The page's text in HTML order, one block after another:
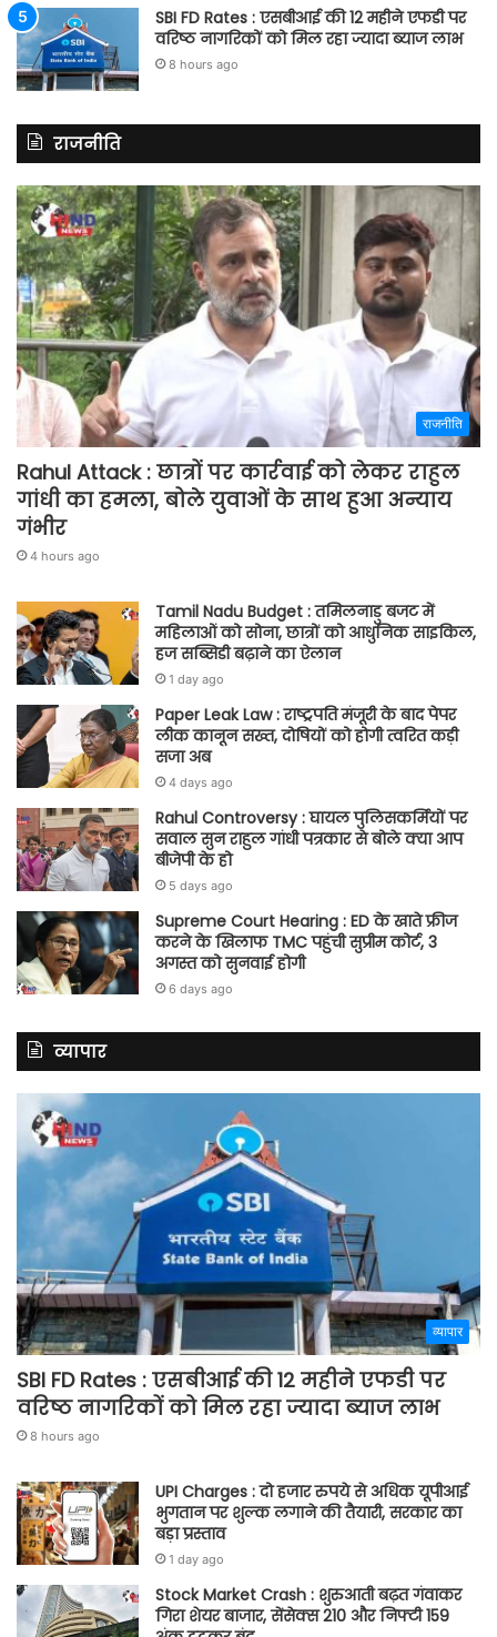
SBI FD Rates : एसबीआई की 12 महीने एफडी पर
वरिष्ठ नागरिकों को मिल रहा ज्यादा ब्याज लाभ
8 hours ago
राजनीति
राजनीति
Rahul Attack : छात्रों पर कार्रवाई को लेकर राहुल
गांधी का हमला, बोले युवाओं के साथ हुआ अन्याय
गंभीर
4 hours ago
Tamil Nadu Budget : तमिलनाडु बजट में
महिलाओं को सोना, छात्रों को आधुनिक साइकिल,
हज सब्सिडी बढ़ाने का ऐलान
1 day ago
Paper Leak Law : राष्ट्रपति मंजूरी के बाद पेपर
लीक कानून सख्त, दोषियों को होगी त्वरित कड़ी
सजा अब
4 days ago
Rahul Controversy : घायल पुलिसकर्मियों पर
सवाल सुन राहुल गांधी पत्रकार से बोले क्या आप
बीजेपी के हो
5 days ago
Supreme Court Hearing : ED के खाते फ्रीज
करने के खिलाफ TMC पहुंची सुप्रीम कोर्ट, 3
अगस्त को सुनवाई होगी
6 days ago
व्यापार
व्यापार
SBI FD Rates : एसबीआई की 12 महीने एफडी पर
वरिष्ठ नागरिकों को मिल रहा ज्यादा ब्याज लाभ
8 hours ago
UPI Charges : दो हजार रुपये से अधिक यूपीआई
भुगतान पर शुल्क लगाने की तैयारी, सरकार का
बड़ा प्रस्ताव
1 day ago
Stock Market Crash : शुरुआती बढ़त गंवाकर
गिरा शेयर बाजार, सेंसेक्स 210 और निफ्टी 159